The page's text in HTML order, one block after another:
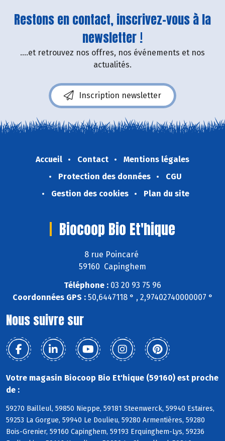
Restons en contact, inscrivez-vous à la
newsletter !
....et retrouvez nos offres, nos événements et nos
actualités.
Inscription newsletter
Accueil Contact
Mentions légales
Protection des données
CGU
Gestion des cookies
Plan du site
Biocoop Bio Et'hique
8 rue Poincaré
59160 Capinghem
Téléphone : 03 20 93 75 96
Coordonnées GPS :50,6447118 ° , 2,97402740000007 °
Nous suivre sur
Votre magasin Biocoop Bio Et'hique (59160) est proche
de :
59270 Bailleul, 59850 Nieppe, 59181 Steenwerck, 59940 Estaires,
59253 La Gorgue, 59940 Le Doulieu, 59280 Armentières, 59280
Bois-Grenier, 59160 Capinghem, 59193 Erquinghem-Lys, 59236